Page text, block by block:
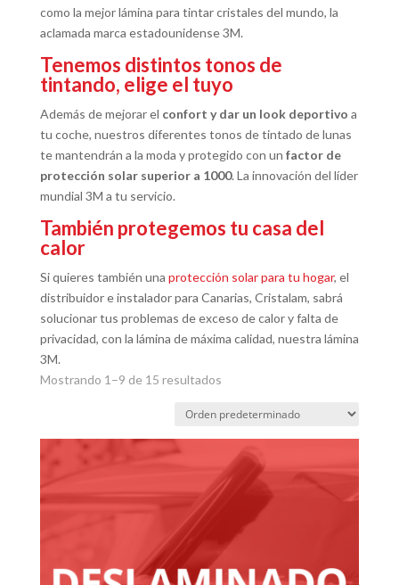
como la mejor lámina para tintar cristales del mundo, la
aclamada marca estadounidense 3M.
Tenemos distintos tonos de
tintando, elige el tuyo
Además de mejorar el confort y dar un look deportivo a
tu coche, nuestros diferentes tonos de tintado de lunas
te mantendrán a la moda y protegido con un factor de
protección solar superior a 1000. La innovación del líder
mundial 3M a tu servicio.
También protegemos tu casa del
calor
Si quieres también una protección solar para tu hogar, el
distribuidor e instalador para Canarias, Cristalam, sabrá
solucionar tus problemas de exceso de calor y falta de
privacidad, con la lámina de máxima calidad, nuestra lámina
3M.
Mostrando 1–9 de 15 resultados